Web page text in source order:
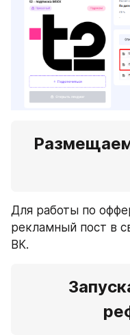
Для работы по
рекламный пост в
ВК.